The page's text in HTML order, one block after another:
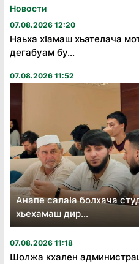
Новости
07.08.2026 12:20
Наьха хӏамаш хьателача
дегабуам бу...
07.08.2026 11:52
Анапе салаӏа болхача
хьехамаш дир...
07.08.2026 11:18
Шолжа кхален